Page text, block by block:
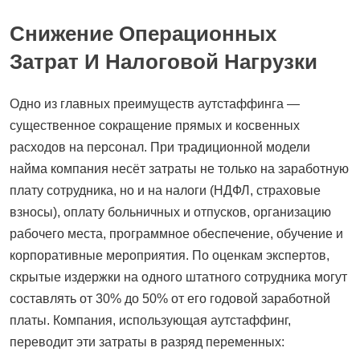
Снижение Операционных
Затрат И Налоговой Нагрузки
Одно из главных преимуществ аутстаффинга —
существенное сокращение прямых и косвенных
расходов на персонал. При традиционной модели
найма компания несёт затраты не только на заработную
плату сотрудника, но и на налоги (НДФЛ, страховые
взносы), оплату больничных и отпусков, организацию
рабочего места, программное обеспечение, обучение и
корпоративные мероприятия. По оценкам экспертов,
скрытые издержки на одного штатного сотрудника могут
составлять от 30% до 50% от его годовой заработной
платы. Компания, использующая аутстаффинг,
переводит эти затраты в разряд переменных: